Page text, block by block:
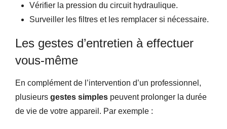
Vérifier la pression du circuit hydraulique.
Surveiller les filtres et les remplacer si nécessaire.
Les gestes d’entretien à effectuer
vous-même
En complément de l’intervention d’un professionnel,
plusieurs gestes simples peuvent prolonger la durée
de vie de votre appareil. Par exemple :